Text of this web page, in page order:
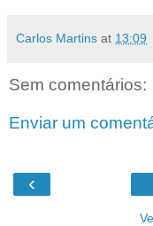
Carlos Martins at 13:09
Sem comentários:
Enviar um
‹